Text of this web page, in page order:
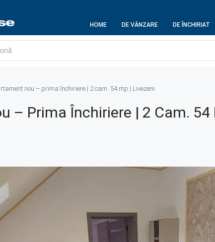
HOME DE VÂNZARE DE ÎNCHIRIAT
nou – prima închiriere | 2 cam. 54 mp | Livezeni
– Prima Închiriere | 2 Cam. 54